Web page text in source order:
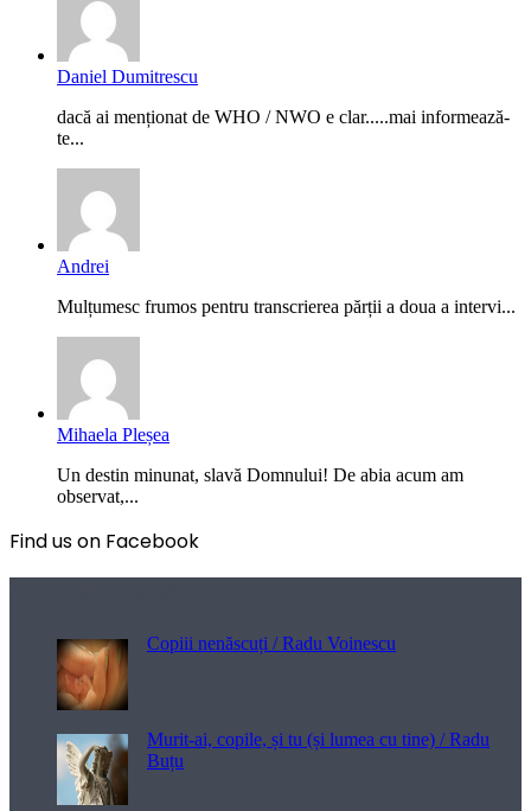
Daniel Dumitrescu
dacă ai menționat de WHO / NWO e clar.....mai informează-
te...
Andrei
Mulțumesc frumos pentru transcrierea părții a doua a intervi...
Mihaela Pleșea
Un destin minunat, slavă Domnului! De abia acum am
observat,...
Find us on Facebook
Copiii nenăscuți / Radu Voinescu
Murit-ai, copile, și tu (și lumea cu tine) / Radu
Buțu